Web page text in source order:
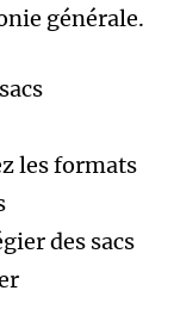
générale.
les formats
des sacs